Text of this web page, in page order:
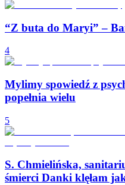
“Z buta do Maryi” –
4
Mylimy spowiedź z
popełnia wielu
5
S. Chmielińska,
śmierci Danki klęłam